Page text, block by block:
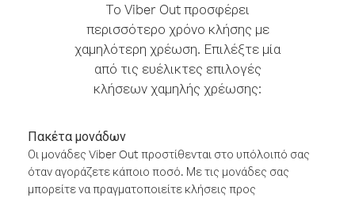
Το Viber Out προσφέρει
περισσότερο χρόνο κλήσης με
χαμηλότερη χρέωση. Επιλέξτε μία
από τις ευέλικτες επιλογές
κλήσεων χαμηλής χρέωσης:
Πακέτα μονάδων
Οι μονάδες Viber Out προστίθενται στο υπόλοιπό σας
όταν αγοράζετε κάποιο ποσό. Με τις μονάδες σας
μπορείτε να πραγματοποιείτε κλήσεις προς